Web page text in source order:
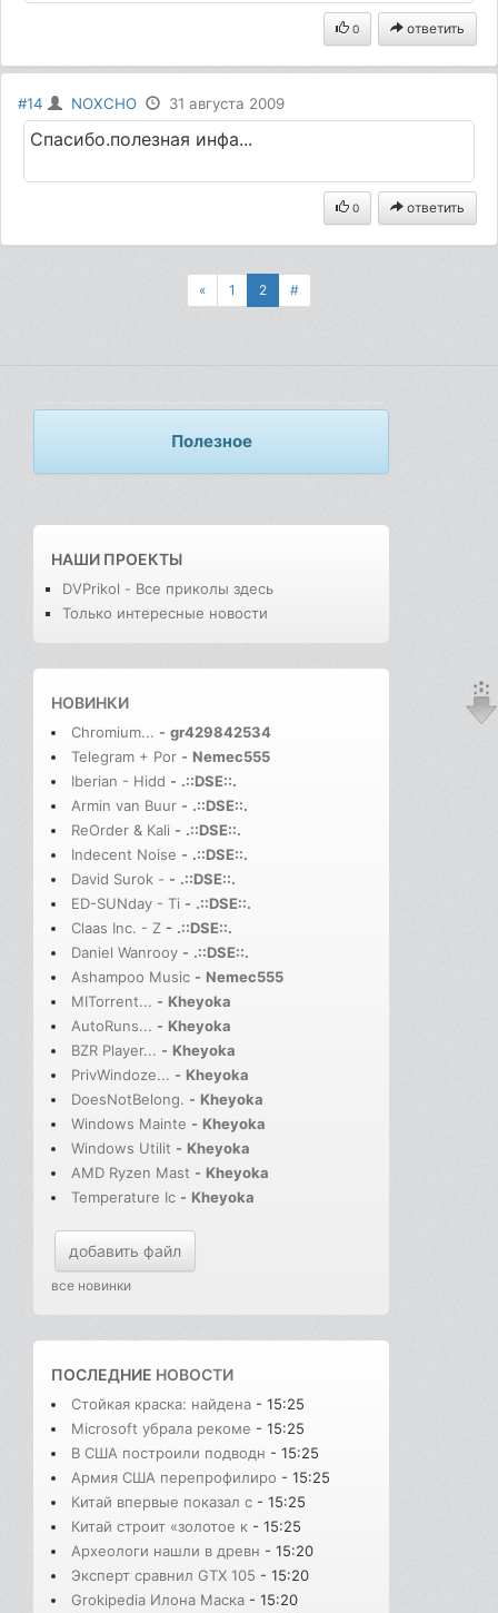
0 ответить
#14 NOXCHO 31 августа 2009
Спасибо.полезная инфа...
0 ответить
« 1 2 #
Полезное
НАШИ ПРОЕКТЫ
DVPrikol - Все приколы здесь
Только интересные новости
НОВИНКИ
Chromium... - gr429842534
Telegram + Por - Nemec555
Iberian - Hidd - .::DSE::.
Armin van Buur - .::DSE::.
ReOrder & Kali - .::DSE::.
Indecent Noise - .::DSE::.
David Surok - - .::DSE::.
ED-SUNday - Ti - .::DSE::.
Claas Inc. - Z - .::DSE::.
Daniel Wanrooy - .::DSE::.
Ashampoo Music - Nemec555
MITorrent... - Kheyoka
AutoRuns... - Kheyoka
BZR Player... - Kheyoka
PrivWindoze... - Kheyoka
DoesNotBelong. - Kheyoka
Windows Mainte - Kheyoka
Windows Utilit - Kheyoka
AMD Ryzen Mast - Kheyoka
Temperature Ic - Kheyoka
добавить файл
все новинки
ПОСЛЕДНИЕ НОВОСТИ
Стойкая краска: найдена - 15:25
Microsoft убрала рекоме - 15:25
В США построили подводн - 15:25
Армия США перепрофилиро - 15:25
Китай впервые показал с - 15:25
Китай строит «золотое к - 15:25
Археологи нашли в древн - 15:20
Эксперт сравнил GTX 105 - 15:20
Grokipedia Илона Маска - 15:20